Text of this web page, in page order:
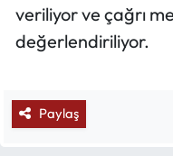
veriliyor ve çağrı
değerlendiriliyor.
Paylaş